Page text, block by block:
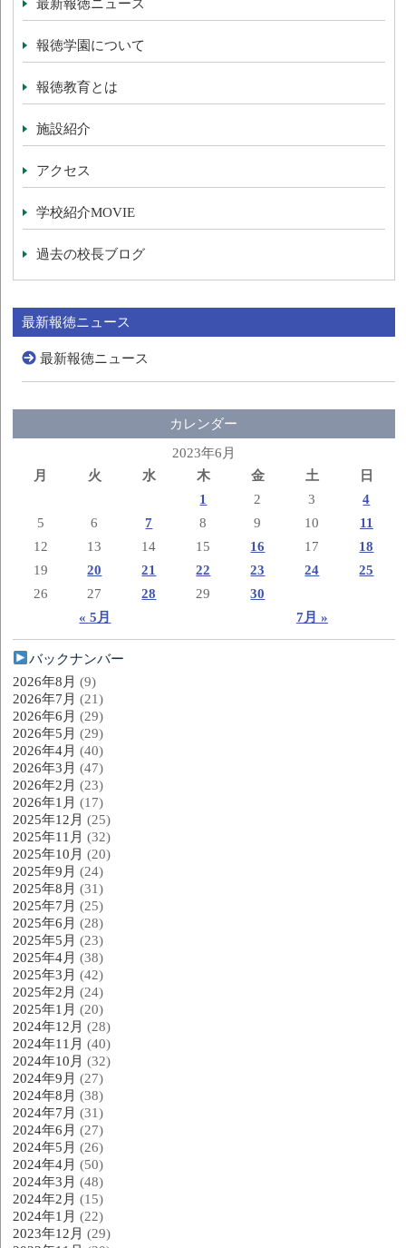
最新報徳ニュース
報徳学園について
報徳教育とは
施設紹介
アクセス
学校紹介MOVIE
過去の校長ブログ
最新報徳ニュース
最新報徳ニュース
カレンダー
2023年6月
月
火 水 木 金 土 日
« 5月 7月 »
1 2 3
4
5
6 7 8 9 10
11
12
13 14 15 16 17
18
19
20 21 22 23 24
25
26
27 28 29 30
バックナンバー
2026年8月 (9)
2026年7月 (21)
2026年6月 (29)
2026年5月 (29)
2026年4月 (40)
2026年3月 (47)
2026年2月 (23)
2026年1月 (17)
2025年12月 (25)
2025年11月 (32)
2025年10月 (20)
2025年9月 (24)
2025年8月 (31)
2025年7月 (25)
2025年6月 (28)
2025年5月 (23)
2025年4月 (38)
2025年3月 (42)
2025年2月 (24)
2025年1月 (20)
2024年12月 (28)
2024年11月 (40)
2024年10月 (32)
2024年9月 (27)
2024年8月 (38)
2024年7月 (31)
2024年6月 (27)
2024年5月 (26)
2024年4月 (50)
2024年3月 (48)
2024年2月 (15)
2024年1月 (22)
2023年12月 (29)